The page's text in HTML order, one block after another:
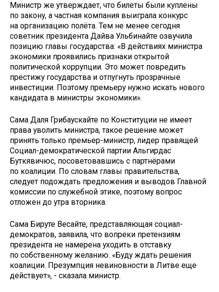
Министр же утверждает, что билеты были куплены
по закону, а частная компания выиграла конкурс
на организацию полёта. Тем не менее сегодня
советник президента Дайва Ульбинайте озвучила
позицию главы государства: «В действиях министра
экономики проявились признаки открытой
политической коррупции. Это может повредить
престижу государства и отпугнуть прозрачные
инвестиции. Поэтому премьеру нужно искать нового
кандидата в министры экономики».
Сама Даля Грибаускайте по Конституции не имеет
права уволить министра, такое решение может
принять только премьер-министр, лидер правящей
Социал-демократической партии Альгирдас
Буткявичюс, посоветовавшись с партнёрами
по коалиции. По словам главы правительства,
следует подождать предложения и выводов Главной
комиссии по служебной этике, поэтому вопрос
отложен до утра вторника.
Сама Бируте Весайте, представляющая социал-
демократов, заявила, что вопреки претензиям
президента не намерена уходить в отставку
по собственному желанию. «Буду ждать решения
коалиции. Презумпция невиновности в Литве еще
действует», - сказала министр.